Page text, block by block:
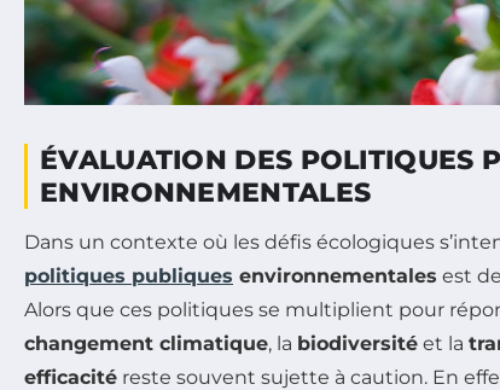
ÉVALUATION DES POLITIQUES
ENVIRONNEMENTALES
Dans un contexte où les défis écologiques
politiques publiques environnementales est
Alors que ces politiques se multiplient pour
changement climatique, la biodiversité et la
efficacité reste souvent sujette à caution. En